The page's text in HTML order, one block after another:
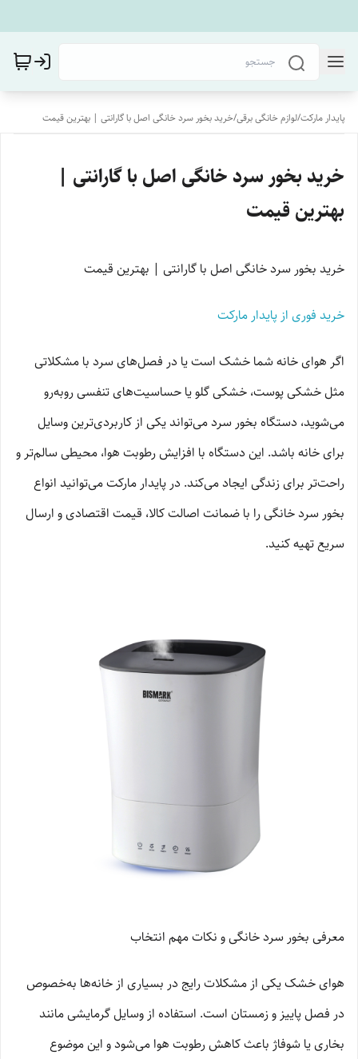
پایدار مارکت/لوازم خانگی برقی/خرید بخور سرد خانگی اصل با گارانتی | بهترین قیمت
خرید بخور سرد خانگی اصل با گارانتی |
بهترین قیمت
خرید بخور سرد خانگی اصل با گارانتی | بهترین قیمت
خرید فوری از پایدار مارکت
اگر هوای خانه شما خشک است یا در فصل‌های سرد با مشکلاتی
مثل خشکی پوست، خشکی گلو یا حساسیت‌های تنفسی روبه‌رو
می‌شوید، دستگاه بخور سرد می‌تواند یکی از کاربردی‌ترین وسایل
برای خانه باشد. این دستگاه با افزایش رطوبت هوا، محیطی سالم‌تر و
راحت‌تر برای زندگی ایجاد می‌کند. در پایدار مارکت می‌توانید انواع
بخور سرد خانگی را با ضمانت اصالت کالا، قیمت اقتصادی و ارسال
سریع تهیه کنید.
معرفی بخور سرد خانگی و نکات مهم انتخاب
هوای خشک یکی از مشکلات رایج در بسیاری از خانه‌ها به‌خصوص
در فصل پاییز و زمستان است. استفاده از وسایل گرمایشی مانند
بخاری یا شوفاژ باعث کاهش رطوبت هوا می‌شود و این موضوع